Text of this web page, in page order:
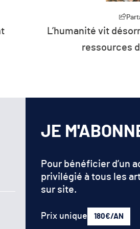
Plus de 26 % de
d’énergie de
JE
Pour bénéficier d’un
privilégié à tous les
sur site.
Prix unique 180€/AN